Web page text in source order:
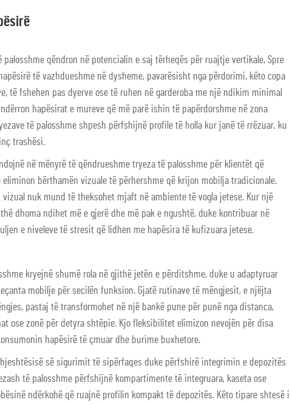
palosshme qëndron në potencialin e saj tërheqës për ruajtje vertikale. Spre
të vazhdueshme në dysheme, pavarësisht nga përdorimi, këto copa
të fshehen pas dyerve ose të ruhen në garderoba me një ndikim minimal
hapësirat e mureve që më parë ishin të papërdorshme në zona
të palosshme shpesh përfshijnë profile të holla kur janë të rrëzuar, ku
trashësi.
në mënyrë të qëndrueshme tryeza të palosshme për klientët që
bërthamën vizuale të përhershme që krijon mobilja tradicionale.
nuk mund të theksohet mjaft në ambiente të vogla jetese. Kur një
dhoma ndihet më e gjerë dhe më pak e ngushtë, duke kontribuar në
e niveleve të stresit që lidhen me hapësira të kufizuara jetese.
kryejnë shumë rola në gjithë jetën e përditshme, duke u adaptyruar
mobilje për secilën funksion. Gjatë rutinave të mëngjesit, e njëjta
pastaj të transformohet në një bankë pune për punë nga distanca,
ose zonë për detyra shtëpie. Kjo fleksibilitet elimizon nevojën për disa
hapësirë të çmuar dhe burime buxhetore.
së sigurimit të sipërfaqes duke përfshirë integrimin e depozitës
të palosshme përfshijnë kompartimente të integruara, kaseta ose
ndërkohë që ruajnë profilin kompakt të depozitës. Këto tipare shtesë i